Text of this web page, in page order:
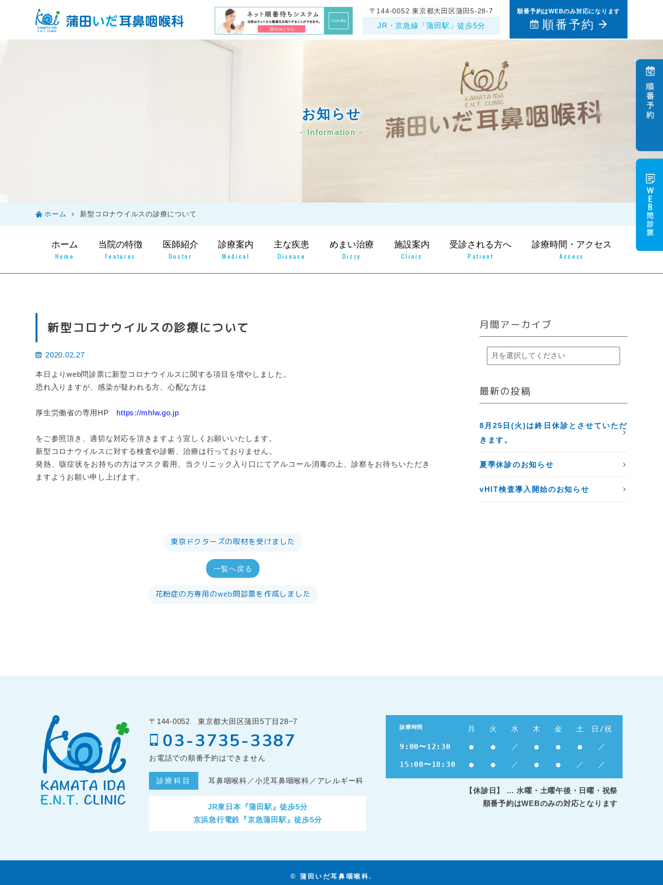
順番予約はWEBのみ対応になります
順番予約
〒144-0052 東京都大田区蒲田5-28-7
JR・京急線「蒲田駅」徒歩5分
お知らせ
Information
ホーム 新型コロナウイルスの診療について
ホーム
Home
当院の特徴
Features
医師紹介
Doctor
診療案内
Medical
主な疾患
Disease
めまい治療
Dizzy
施設案内
Clinic
受診される方へ
Patient
診療時間・アクセス
Access
新型コロナウイルスの診療について
2020.02.27
本日よりweb問診票に新型コロナウイルスに関する項目を増やしました。
恐れ入りますが、感染が疑われる方、心配な方は
厚生労働省の専用HP https://mhlw.go.jp
をご参照頂き、適切な対応を頂きますよう宜しくお願いいたします。
新型コロナウイルスに対する検査や診断、治療は行っておりません。
発熱、咳症状をお持ちの方はマスク着用、当クリニック入り口にてアルコール消毒の上、診察をお待ちいただき
ますようお願い申し上げます。
東京ドクターズの取材を受けました
一覧へ戻る
花粉症の方専用のweb問診票を作成しました
月間アーカイブ
最新の投稿
8月25日(火)は終日休診とさせていただ
きます。
夏季休診のお知らせ
vHIT検査導入開始のお知らせ
〒144-0052 東京都大田区蒲田5丁目28−7
03-3735-3387
お電話での順番予約はできません
診療科目 耳鼻咽喉科／小児耳鼻咽喉科／アレルギー科
JR東日本『蒲田駅』徒歩5分
京浜急行電鉄『京急蒲田駅』徒歩5分
診療時間 月 火 水 木 金 土
日/祝
9:00〜12:30
● ● ／ ● ● ●
／
15:00〜18:30
● ● ／ ● ● ／ ／
【休診日】
… 水曜・土曜午後・日曜・祝祭
順番予約はWEBのみの対応となります
© 蒲田いだ耳鼻咽喉科.